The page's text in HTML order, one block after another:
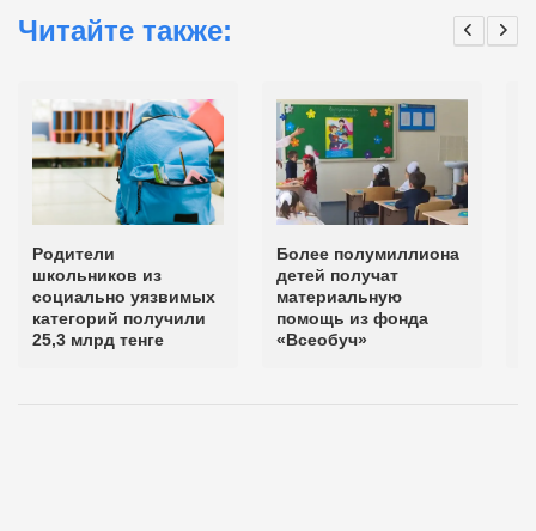
Читайте также:
Родители
школьников из
социально уязвимых
категорий получили
25,3 млрд тенге
Более полумиллиона
детей получат
материальную
помощь из фонда
«Всеобуч»